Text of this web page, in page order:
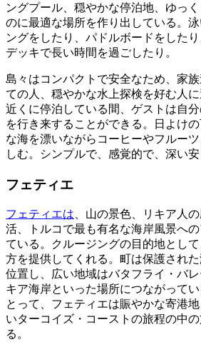
ングプール、穏やかな停泊地、ゆっ
のに最適な場所を作り出している。
ングをしたり、パドルボードをしたり
デッキで長い時間を過ごしたり。
島々はコンパクトで安全なため、家
ての人、穏やかな水上探検を好む人
近くに停泊している間、ゲストは自
を行き来することができる。日よけ
な海を漂いながらコーヒーやフルー
しむ。シンプルで、感覚的で、深い
フェティエ
フェティエは 、山の景色、リキア人
活、トルコで最も有名な海岸風景へ
ている。クルージングの目的地とし
方を提供してくれる。町は保護され
位置し、広い地域はバタフライ・バ
キア海岸といった場所につながって
とって、フェティエは賑やかな寄港
いターコイズ・コーストの旅程の中
る。